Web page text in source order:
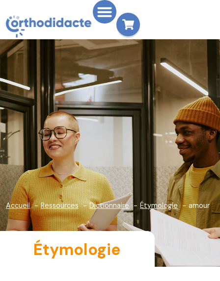
Accueil Ressources Dictionnaire Étymologie amour
Étymologie